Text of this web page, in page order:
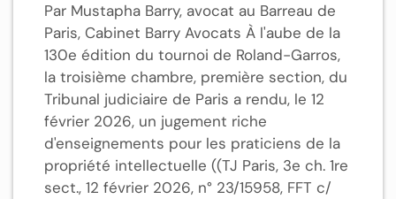
Par Mustapha Barry, avocat au Barreau de
Paris, Cabinet Barry Avocats À l'aube de la
130e édition du tournoi de Roland-Garros,
la troisième chambre, première section, du
Tribunal judiciaire de Paris a rendu, le 12
février 2026, un jugement riche
d'enseignements pour les praticiens de la
propriété intellectuelle ((TJ Paris, 3e ch. 1re
sect., 12 février 2026, n° 23/15958, FFT c/